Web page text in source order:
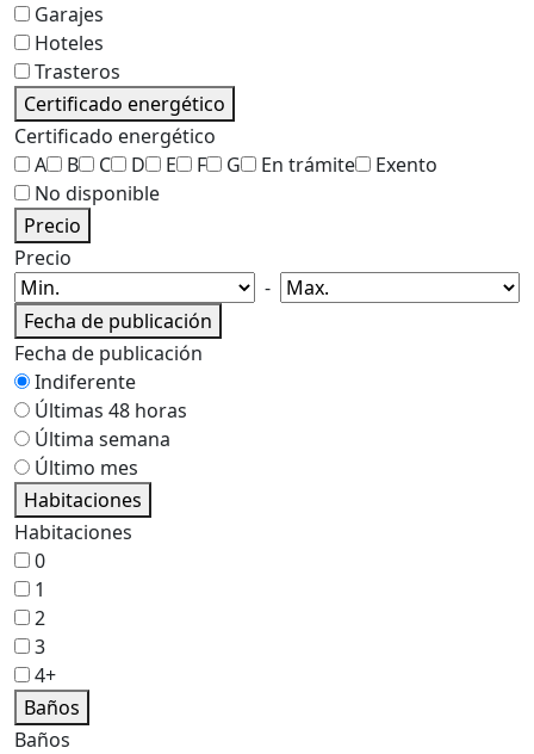
Garajes
Hoteles
Trasteros
Certificado energético
Certificado energético
A
B C D E F G En trámite
Exento
No disponible
Precio
Precio
-
Fecha de publicación
Fecha de publicación
Indiferente
Últimas 48 horas
Última semana
Último mes
Habitaciones
Habitaciones
0
1
2
3
4+
Baños
Baños